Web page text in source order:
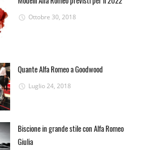
Ottobre 30, 2018
Quante Alfa Romeo a Goodwood
Luglio 24, 2018
Biscione in grande stile con Alfa Romeo
Giulia